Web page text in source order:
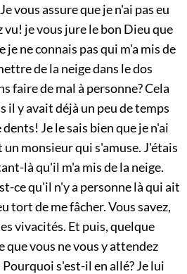
vous assure que je n'ai pas eu
je vous jure le bon Dieu que
ne connais pas qui m'a mis de
de la neige dans le dos
faire de mal à personne? Cela
il y avait déjà un peu de temps
Je le sais bien que je n'ai
un monsieur qui s'amuse. J'étais
là qu'il m'a mis de la neige.
ce qu'il n'y a personne là qui ait
tort de me fâcher. Vous savez,
vivacités. Et puis, quelque
que vous ne vous y attendez
s'est-il en allé? Je lui